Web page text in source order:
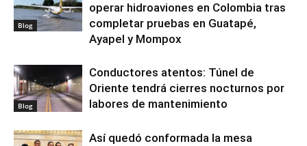
Blog
operar hidroaviones en Colombia tras
completar pruebas en Guatapé,
Ayapel y Mompox
Blog
Conductores atentos: Túnel de
Oriente tendrá cierres nocturnos por
labores de mantenimiento
Así quedó conformada la mesa